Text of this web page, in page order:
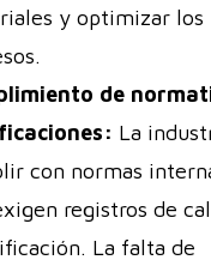
y optimizar los
de
La
con normas
registros de
La falta de